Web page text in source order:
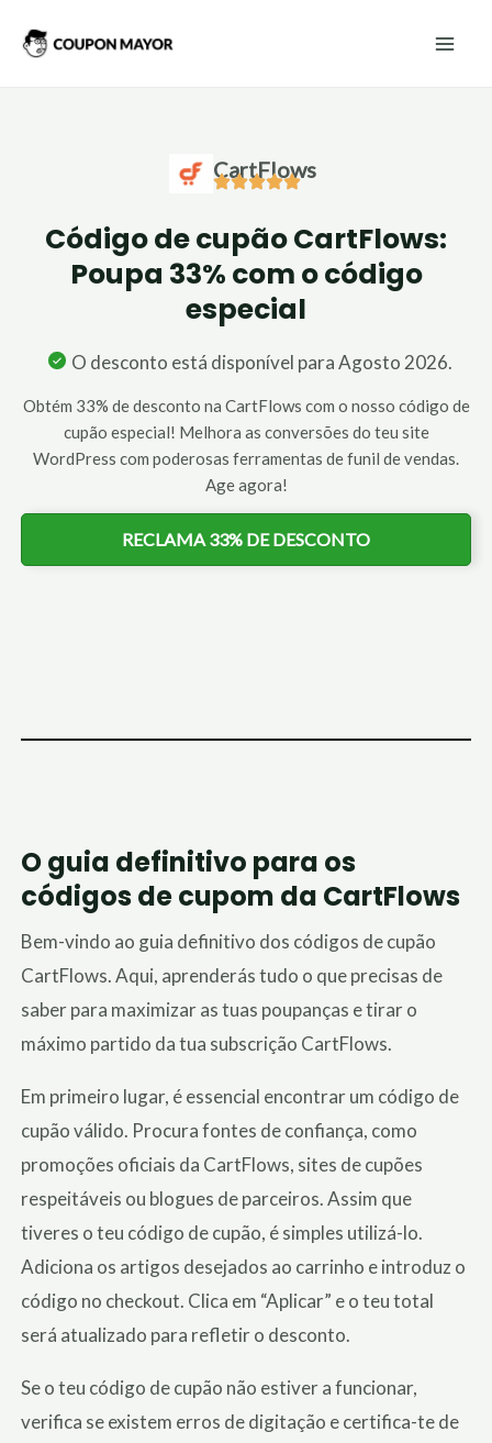
CartFlows
Código de cupão CartFlows:
Poupa 33% com o código
especial
O desconto está disponível para Agosto 2026.
Obtém 33% de desconto na CartFlows com o nosso código de
cupão especial! Melhora as conversões do teu site
WordPress com poderosas ferramentas de funil de vendas.
Age agora!
RECLAMA 33% DE DESCONTO
O guia definitivo para os
códigos de cupom da CartFlows
Bem-vindo ao guia definitivo dos códigos de cupão
CartFlows. Aqui, aprenderás tudo o que precisas de
saber para maximizar as tuas poupanças e tirar o
máximo partido da tua subscrição CartFlows.
Em primeiro lugar, é essencial encontrar um código de
cupão válido. Procura fontes de confiança, como
promoções oficiais da CartFlows, sites de cupões
respeitáveis ou blogues de parceiros. Assim que
tiveres o teu código de cupão, é simples utilizá-lo.
Adiciona os artigos desejados ao carrinho e introduz o
código no checkout. Clica em “Aplicar” e o teu total
será atualizado para refletir o desconto.
Se o teu código de cupão não estiver a funcionar,
verifica se existem erros de digitação e certifica-te de